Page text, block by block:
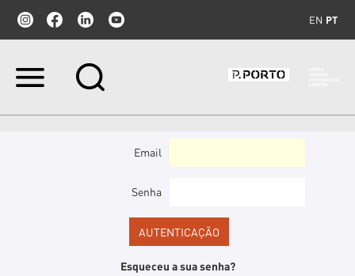
EN PT
Ir
Email
Senha
Esqueceu a sua senha?